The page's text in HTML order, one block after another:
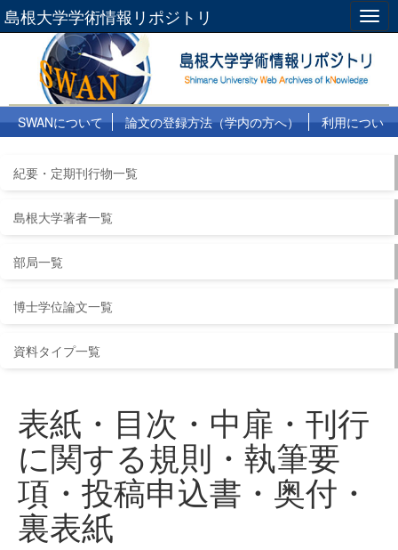
島根大学学術情報リポジトリ
SWANについて 論文の登録方法（学内の方へ）
利用につい
紀要・定期刊行物一覧
島根大学著者一覧
部局一覧
博士学位論文一覧
資料タイプ一覧
表紙・目次・中扉・刊行
に関する規則・執筆要
項・投稿申込書・奥付・
裏表紙